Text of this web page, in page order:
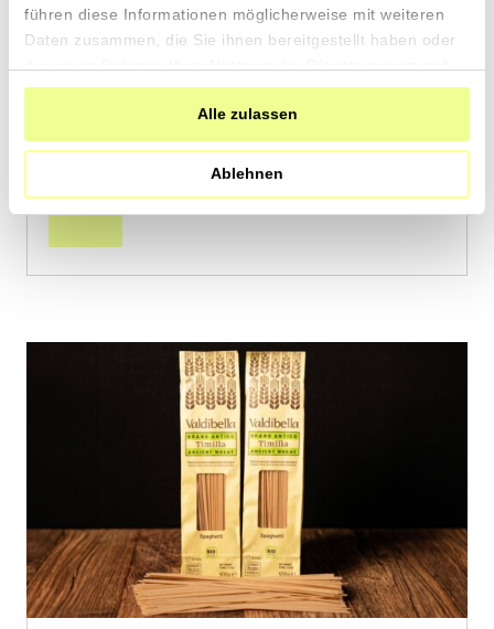
führen diese Informationen möglicherweise mit weiteren
Daten zusammen, die Sie ihnen bereitgestellt haben oder
haben.
Alle zulassen
Ablehnen
von Spiga Negra aus Humilladero, Andalusien
2 x 400g
CHF1.49 pro 100g
In
den
Warenkorb